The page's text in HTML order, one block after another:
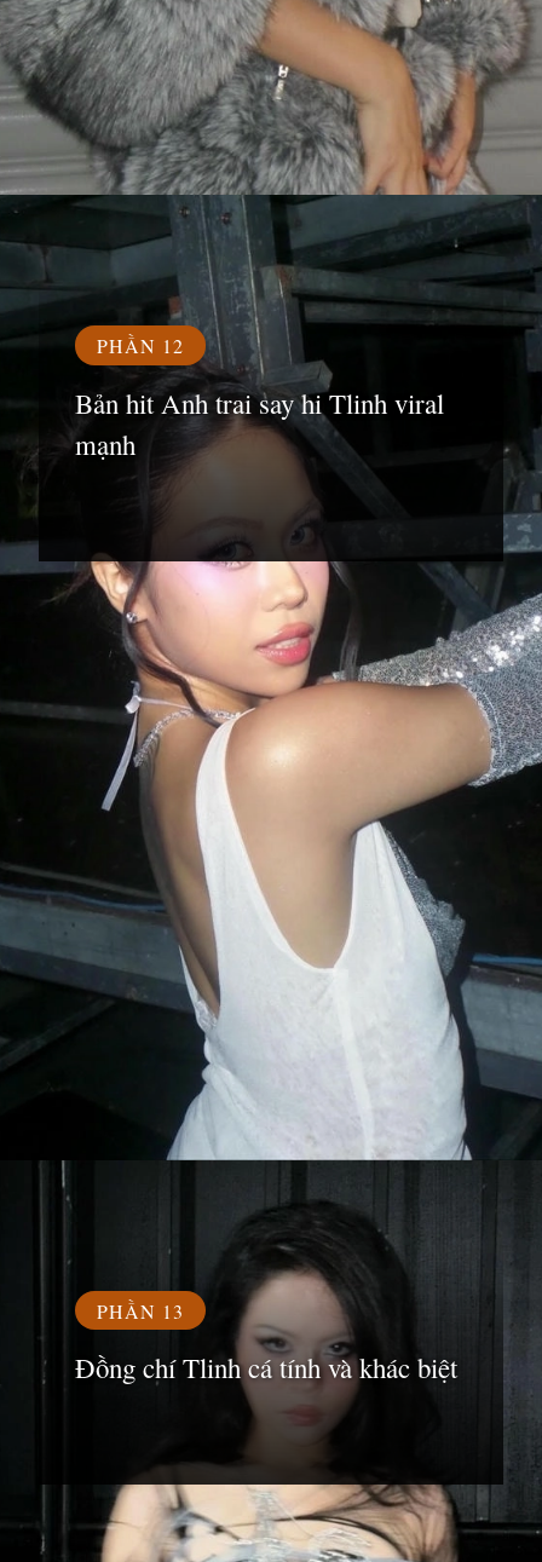
https://susach.edu.vn/tlinh
PHẦN 12
Bản hit Anh trai say hi Tlinh viral
mạnh
Đang mở
PHẦN 13
Đồng chí Tlinh cá tính và khác biệt